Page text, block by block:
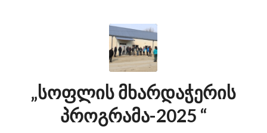
„სოფლის მხარდაჭერის
პროგრამა-2025 “